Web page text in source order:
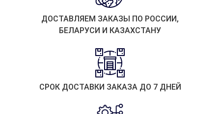
ДОСТАВЛЯЕМ ЗАКАЗЫ ПО РОССИИ,
БЕЛАРУСИ И КАЗАХСТАНУ
СРОК ДОСТАВКИ ЗАКАЗА ДО 7 ДНЕЙ